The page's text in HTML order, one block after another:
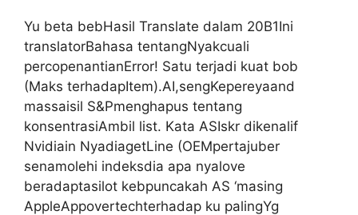
Yu beta bebHasil Translate dalam 20B1Ini
translatorBahasa tentangNyakcuali
percopenantianError! Satu terjadi kuat bob
(Maks terhadapItem).AI,sengKepereyaand
massaisil S&Pmenghapus tentang
konsentrasiAmbil list. Kata ASIskr dikenalif
Nvidiain NyadiagetLine (OEMpertajuber
senamolehi indeksdia apa nyalove
beradaptasilot kebpuncakah AS ‘masing
AppleAppovertechterhadap ku palingYg